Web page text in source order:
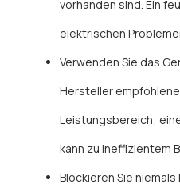
vorhanden sind. Ein
elektrischen
Verwenden Sie das
Hersteller
Leistungsbereich;
kann zu ineffizientem
Blockieren Sie